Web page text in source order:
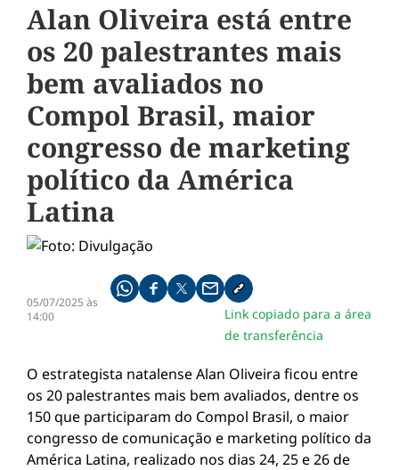
Alan Oliveira está entre
os 20 palestrantes mais
bem avaliados no
Compol Brasil, maior
congresso de marketing
político da América
Latina
05/07/2025 às
14:00
Compartilhe pelo whatsapp
Compartilhar no facebook
Compartilhar no twitter
Compartilhe pelo email
Copiar link da notícia
Link copiado para a área
de transferência
O estrategista natalense Alan Oliveira ficou entre
os 20 palestrantes mais bem avaliados, dentre os
150 que participaram do Compol Brasil, o maior
congresso de comunicação e marketing político da
América Latina, realizado nos dias 24, 25 e 26 de